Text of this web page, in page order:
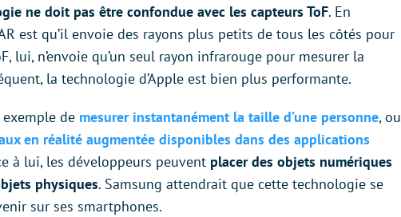
ne doit pas être confondue avec les capteurs ToF. En
est qu’il envoie des rayons plus petits de tous les côtés pour
lui, n’envoie qu’un seul rayon infrarouge pour mesurer la
la technologie d’Apple est bien plus performante.
de mesurer instantanément la taille d’une personne, ou
en réalité augmentée disponibles dans des applications
à lui, les développeurs peuvent placer des objets numériques
physiques. Samsung attendrait que cette technologie se
sur ses smartphones.